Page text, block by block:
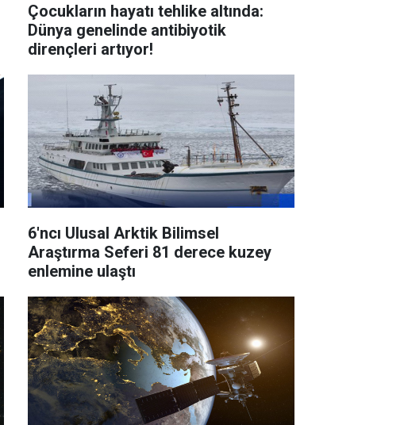
Çocukların hayatı tehlike altında:
Dünya genelinde antibiyotik
dirençleri artıyor!
6'ncı Ulusal Arktik Bilimsel
Araştırma Seferi 81 derece kuzey
enlemine ulaştı